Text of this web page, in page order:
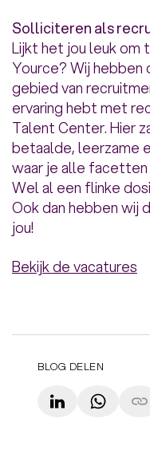
Solliciteren als
Lijkt het jou leuk om
Yource? Wij
gebied van
ervaring hebt met
Talent Center. Hier
betaalde, leerzame
waar je alle
Wel al een flinke
Ook dan hebben wij
jou!
Bekijk de vacatures
BLOG DELEN
LinkedIn